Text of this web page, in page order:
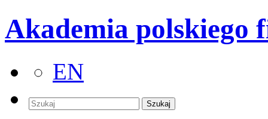
Akademia polskiego
EN